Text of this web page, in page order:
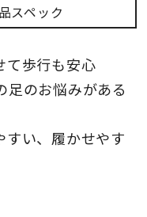
スペック
て歩行も安心
足のお悩みがある
い、履かせやす